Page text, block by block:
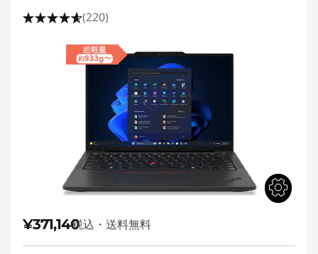
(220)
¥371,140税込・送料無料